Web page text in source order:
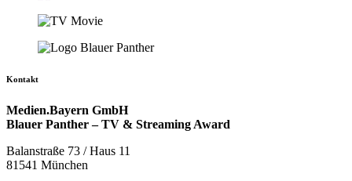
Kontakt
Medien.Bayern GmbH
Blauer Panther – TV & Streaming Award
Balanstraße 73 / Haus 11
81541 München